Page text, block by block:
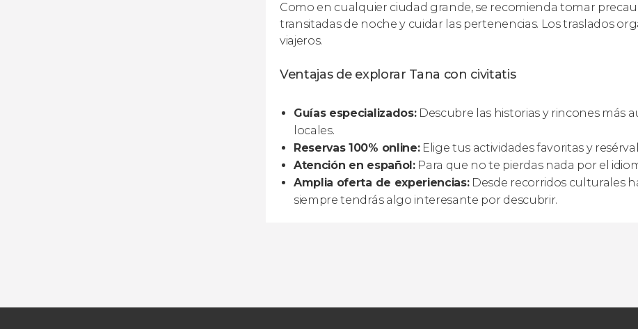
Como en cualquier ciudad grande, se recomienda tomar
transitadas de noche y cuidar las pertenencias. Los traslados
viajeros.
Ventajas de explorar Tana con civitatis
Guías especializados:Descubre las historias y rincones más
locales.
Reservas 100% online:Elige tus actividades favoritas y
Atención en español:Para que no te pierdas nada por el
Amplia oferta de experiencias:Desde recorridos culturales
siempre tendrás algo interesante por descubrir.